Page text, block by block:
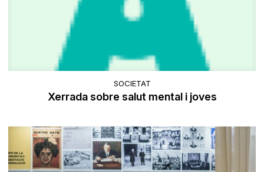
SOCIETAT
Xerrada sobre salut mental i joves